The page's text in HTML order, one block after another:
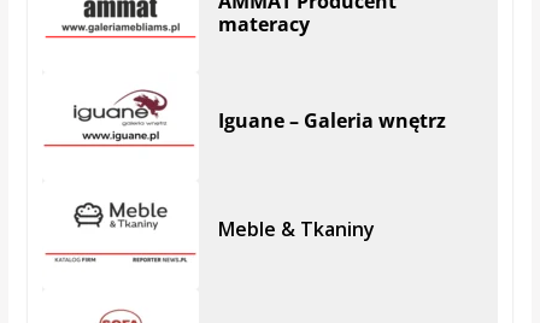
materacy
Iguane – Galeria wnętrz
Meble & Tkaniny